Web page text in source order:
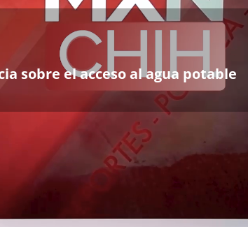
sobre el acceso al agua potable